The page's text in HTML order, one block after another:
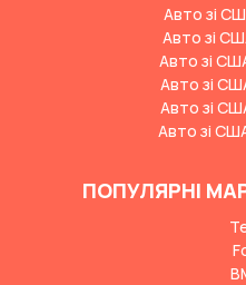
Авто зі
Авто зі
Авто зі
Авто зі
Авто зі
Авто зі
ПОПУЛЯРНІ